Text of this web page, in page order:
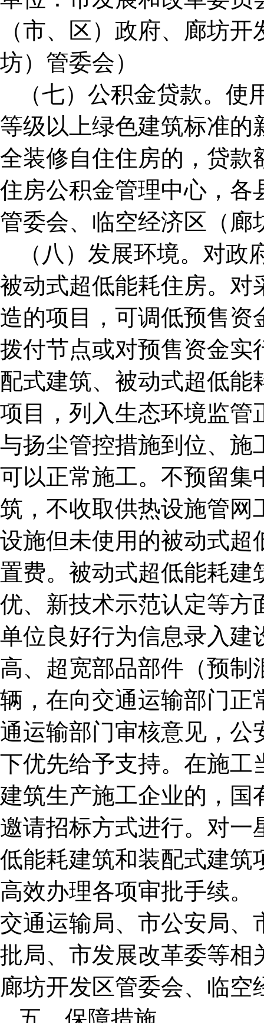
（市、区）政府、廊坊
坊）管委会）
（七）公积金贷款。
等级以上绿色建筑标准的
全装修自住住房的，贷款
住房公积金管理中心，各
管委会、临空经济区（廊
（八）发展环境。对
被动式超低能耗住房。对
造的项目，可调低预售资
拨付节点或对预售资金实
配式建筑、被动式超低能
项目，列入生态环境监管
与扬尘管控措施到位、施
可以正常施工。不预留集
筑，不收取供热设施管网
设施但未使用的被动式超
置费。被动式超低能耗建
优、新技术示范认定等方
单位良好行为信息录入建
高、超宽部品部件（预制
辆，在向交通运输部门正
通运输部门审核意见，公
下优先给予支持。在施工
建筑生产施工企业的，国
邀请招标方式进行。对一
低能耗建筑和装配式建筑
高效办理各项审批手续。
交通运输局、市公安局、
批局、市发展改革委等相
廊坊开发区管委会、临